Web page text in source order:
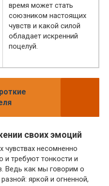
время может стать
союзником настоящих
чувств и какой силой
обладает искренний
поцелуй.
своих эмоций
чувствах несомненно
требуют тонкости и
Ведь как мы говорим о
яркой и огненной,